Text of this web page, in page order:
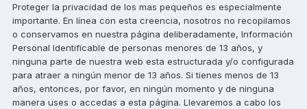
Proteger la privacidad de los mas pequeños es especialmente
importante. En línea con esta creencia, nosotros no recopilamos
o conservamos en nuestra página deliberadamente, Información
Personal Identificable de personas menores de 13 años, y
ninguna parte de nuestra web esta estructurada y/o configurada
para atraer a ningún menor de 13 años. Si tienes menos de 13
años, entonces, por favor, en ningún momento y de ninguna
manera uses o accedas a esta página. Llevaremos a cabo los